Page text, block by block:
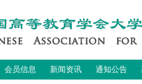
会员信息 新闻资讯 通知公告